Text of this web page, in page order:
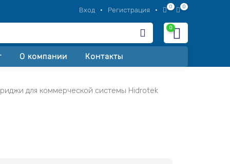
Вход • Регистрация • 0 0
0
О компании Контакты
для коммерческой системы Hidrotek